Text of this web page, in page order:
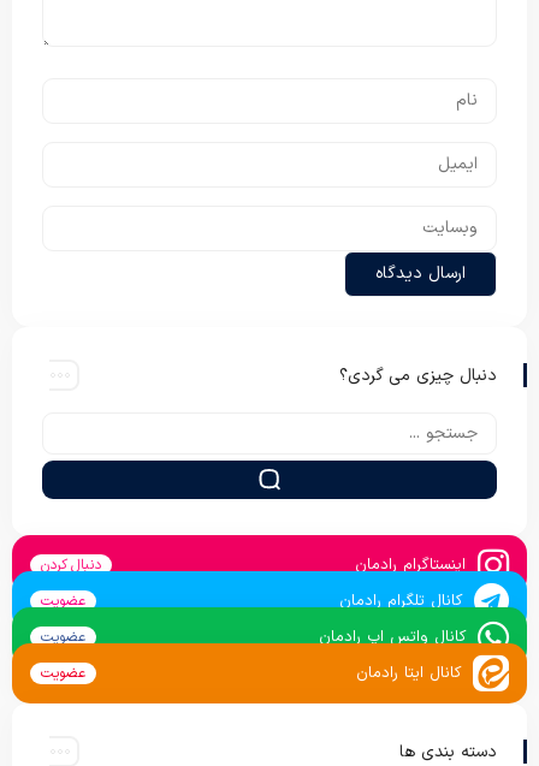
دنبال چیزی می گردی؟
اینستاگرام رادمان دنبال کردن
کانال تلگرام رادمان عضویت
کانال واتس اپ رادمان عضویت
کانال ایتا رادمان عضویت
دسته بندی ها